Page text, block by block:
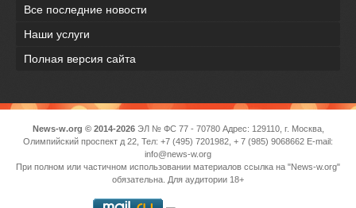
Все последние новости
Наши услуги
Полная версия сайта
News-w.org © 2014-2026ЭЛ № ФС 77 - 70780 Адрес: 129110, г. Москва,
Олимпийский проспект д 22, Тел: +7 (495) 7201982, + 7 (985) 9068662 E-mail:
info@news-w.org
При полном или частичном использовании материалов ссылка на "News-w.org"
обязательна. Для аудитории 18+